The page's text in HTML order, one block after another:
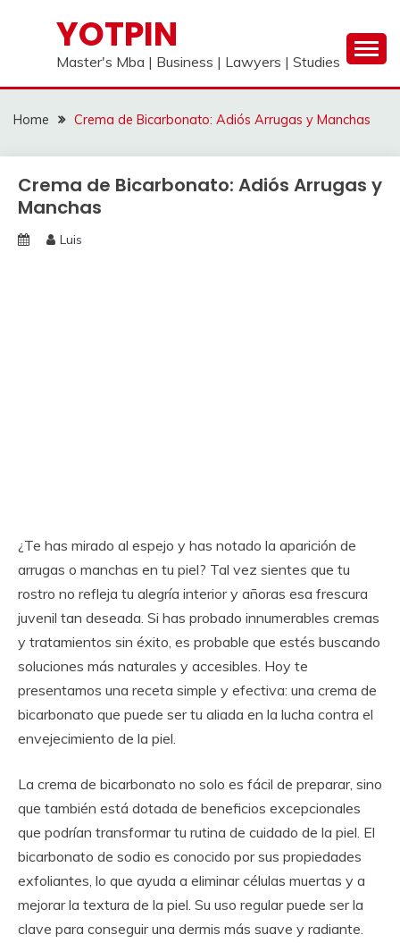
YOTPIN
Master's Mba | Business | Lawyers | Studies
Home Crema de Bicarbonato: Adiós Arrugas y Manchas
Crema de Bicarbonato: Adiós Arrugas y
Manchas
Luis
¿Te has mirado al espejo y has notado la aparición de
arrugas o manchas en tu piel? Tal vez sientes que tu
rostro no refleja tu alegría interior y añoras esa frescura
juvenil tan deseada. Si has probado innumerables cremas
y tratamientos sin éxito, es probable que estés buscando
soluciones más naturales y accesibles. Hoy te
presentamos una receta simple y efectiva: una crema de
bicarbonato que puede ser tu aliada en la lucha contra el
envejecimiento de la piel.
La crema de bicarbonato no solo es fácil de preparar, sino
que también está dotada de beneficios excepcionales
que podrían transformar tu rutina de cuidado de la piel. El
bicarbonato de sodio es conocido por sus propiedades
exfoliantes, lo que ayuda a eliminar células muertas y a
mejorar la textura de la piel. Su uso regular puede ser la
clave para conseguir una dermis más suave y radiante.